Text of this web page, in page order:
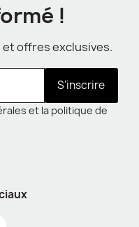
!
et offres exclusives.
S'inscrire
et la politique de